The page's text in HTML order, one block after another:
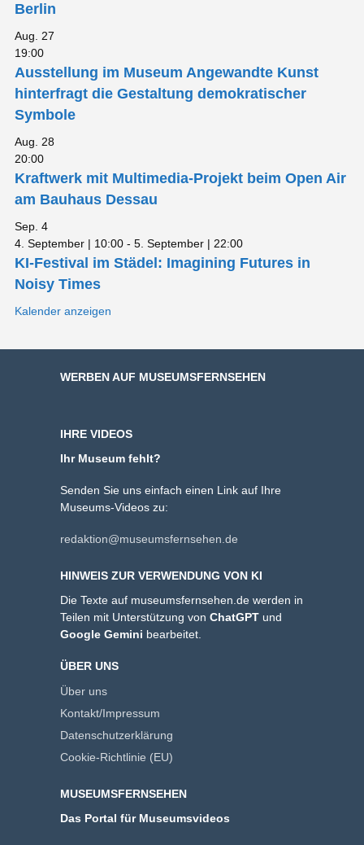
Berlin
Aug. 27
19:00
Ausstellung im Museum Angewandte Kunst
hinterfragt die Gestaltung demokratischer
Symbole
Aug. 28
20:00
Kraftwerk mit Multimedia-Projekt beim Open Air
am Bauhaus Dessau
Sep. 4
4. September | 10:00 - 5. September | 22:00
KI-Festival im Städel: Imagining Futures in
Noisy Times
Kalender anzeigen
WERBEN AUF MUSEUMSFERNSEHEN
IHRE VIDEOS
Ihr Museum fehlt?
Senden Sie uns einfach einen Link auf Ihre
Museums-Videos zu:
redaktion@museumsfernsehen.de
HINWEIS ZUR VERWENDUNG VON KI
Die Texte auf museumsfernsehen.de werden in
Teilen mit Unterstützung von ChatGPT und
Google Gemini bearbeitet.
ÜBER UNS
Über uns
Kontakt/Impressum
Datenschutzerklärung
Cookie-Richtlinie (EU)
MUSEUMSFERNSEHEN
Das Portal für Museumsvideos